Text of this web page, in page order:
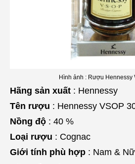
Hình ảnh : Rượu Hennessy
Hãng sản xuất : Hennessy
Tên rượu : Hennessy VSOP
Nồng độ : 40 %
Loại rượu : Cognac
Giới tính phù hợp : Nam & Nữ